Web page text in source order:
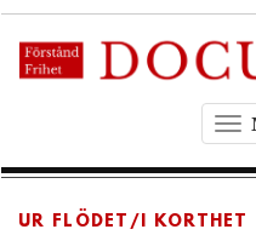
UR FLÖDET/I KORTHET